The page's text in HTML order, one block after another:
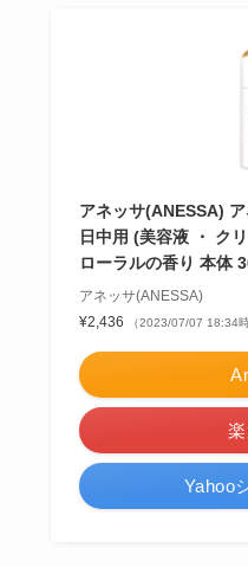
アネッサ(ANESSA)
日中用 (美容液 ・ ク
ローラルの香り 本体
アネッサ(ANESSA)
¥2,436
（2023/07/07 18:34
Yahoo